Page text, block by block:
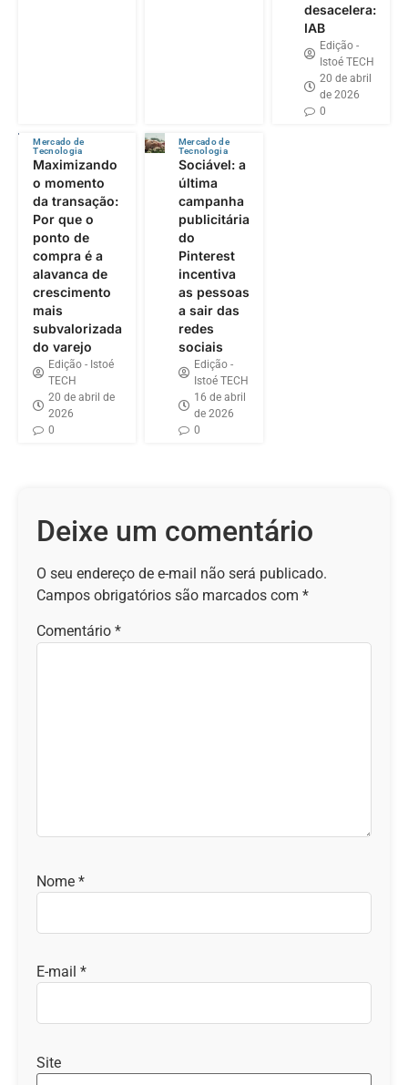
desacelera:
IAB
Edição -
Istoé TECH
20 de abril
de 2026
0
Mercado de
Tecnologia
Maximizando
o momento
da transação:
Por que o
ponto de
compra é a
alavanca de
crescimento
mais
subvalorizada
do varejo
Edição - Istoé
TECH
20 de abril de
2026
0
Mercado de
Tecnologia
Sociável: a
última
campanha
publicitária
do
Pinterest
incentiva
as pessoas
a sair das
redes
sociais
Edição -
Istoé TECH
16 de abril
de 2026
0
Deixe um comentário
O seu endereço de e-mail não será publicado.
Campos obrigatórios são marcados com *
Comentário *
Nome *
E-mail *
Site